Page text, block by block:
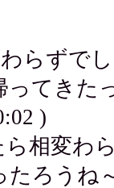
らずでし
ってきた
)
相変わ
たろうね